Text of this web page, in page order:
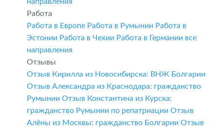
Работа
Работа в Европе Работа в Румынии Работа в
Эстонии Работа в Чехии Работа в Германии все
направления
Отзывы
Отзыв Кирилла из Новосибирска: ВНЖ Болгарии
Отзыв Александра из Краснодара: гражданство
Румынии Отзыв Константина из Курска:
гражданство Румынии по репатриации Отзыв
Алёны из Москвы: гражданство Болгарии Отзыв